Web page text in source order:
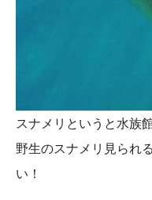
スナメリというと水族
野生のスナメリ見られ
い！